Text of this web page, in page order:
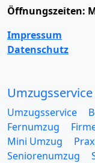
Öffnungszeiten:
Impressum
Datenschutz
Umzugsservice
Umzugsservice
Fernumzug
Mini Umzug
Seniorenumzug